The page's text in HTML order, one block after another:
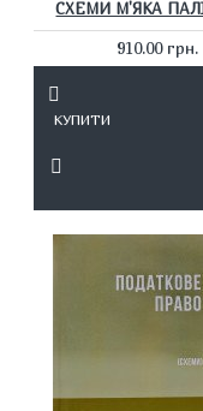
СХЕМИ М'ЯКА
910.00 грн.
КУПИТИ